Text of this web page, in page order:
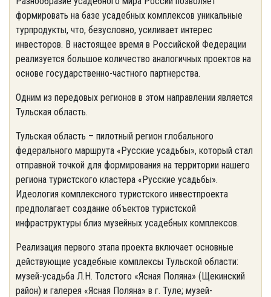
формировать на базе усадебных комплексов уникальные
турпродукты, что, безусловно, усиливает интерес
инвесторов. В настоящее время в Российской Федерации
реализуется большое количество аналогичных проектов на
основе государственно-частного партнерства.
Одним из передовых регионов в этом направлении является
Тульская область.
Тульская область – пилотный регион глобального
федерального маршрута «Русские усадьбы», который стал
отправной точкой для формирования на территории нашего
региона туристского кластера «Русские усадьбы».
Идеология комплексного туристского инвестпроекта
предполагает создание объектов туристской
инфраструктуры близ музейных усадебных комплексов.
Реализация первого этапа проекта включает основные
действующие усадебные комплексы Тульской области:
музей-усадьба Л.Н. Толстого «Ясная Поляна» (Щекинский
район) и галерея «Ясная Поляна» в г. Туле; музей-